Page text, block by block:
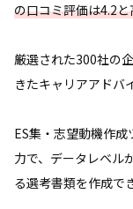
の口コミ評価は4.2
厳選された300社の
きたキャリアアドバ
ES集・志望動機作
力で、データレベル
る選考書類を作成で